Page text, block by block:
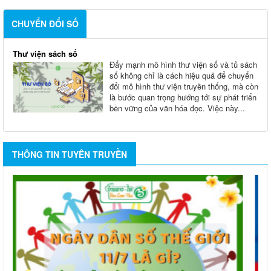
CHUYỂN ĐỔI SỐ
Thư viện sách số
Đẩy mạnh mô hình thư viện số và tủ sách
số không chỉ là cách hiệu quả để chuyển
đổi mô hình thư viện truyền thống, mà còn
là bước quan trọng hướng tới sự phát triển
bền vững của văn hóa đọc. Việc này...
THÔNG TIN TUYÊN TRUYỀN